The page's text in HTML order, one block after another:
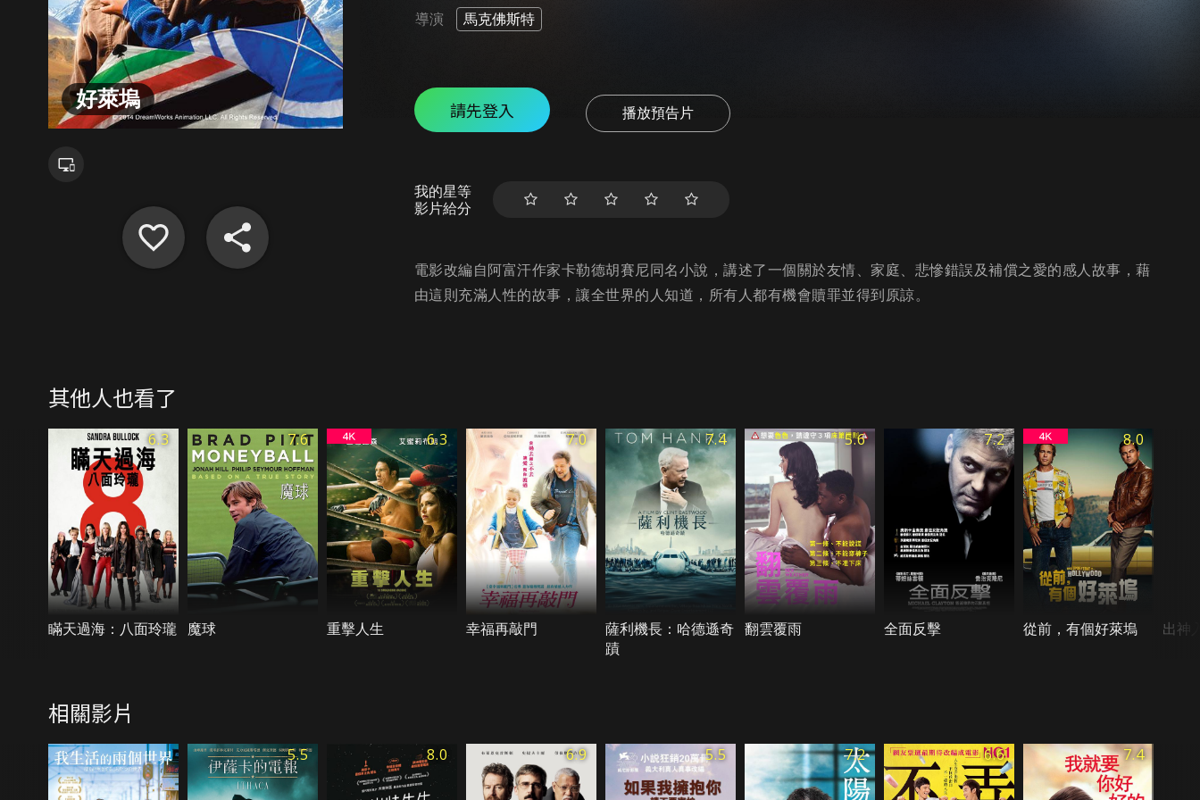
好萊塢
導演 馬克佛斯特
請先登入 播放預告片
我的星等
影片給分
電影改編自阿富汗作家卡勒德胡賽尼同名小說，講述了一個關於友情、家庭、悲慘錯誤及補償之愛的感人故事，藉
由這則充滿人性的故事，讓全世界的人知道，所有人都有機會贖罪並得到原諒。
其他人也看了
6.3
瞞天過海：八面玲瓏
7.6
魔球
6.3
重擊人生
7.0
幸福再敲門
7.4
薩利機長：哈德遜奇
蹟
5.6
翻雲覆雨
7.2
全面反擊
8.0
從前，有個好萊塢 出神
相關影片
5.5 8.0 6.9 5.5 7.2 6.6 7.4